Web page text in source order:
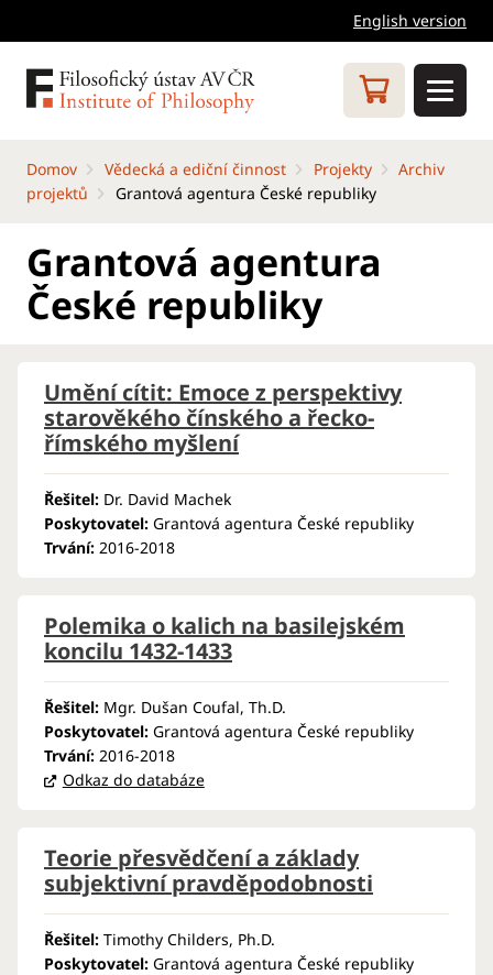
English version
Domov Vědecká a ediční činnost Projekty
Archiv
projektů
Grantová agentura České republiky
Grantová agentura
České republiky
Umění cítit: Emoce z perspektivy
starověkého čínského a řecko-
římského myšlení
Řešitel: Dr. David Machek
Poskytovatel: Grantová agentura České republiky
Trvání: 2016-2018
Polemika o kalich na basilejském
koncilu 1432-1433
Řešitel: Mgr. Dušan Coufal, Th.D.
Poskytovatel: Grantová agentura České republiky
Trvání: 2016-2018
Odkaz do databáze
Teorie přesvědčení a základy
subjektivní pravděpodobnosti
Řešitel: Timothy Childers, Ph.D.
Poskytovatel: Grantová agentura České republiky